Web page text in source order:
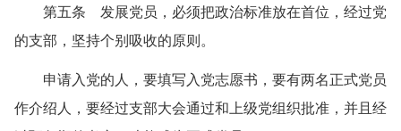
第五条 发展党员，必须把政治标准放在首位，经过党
的支部，坚持个别吸收的原则。
申请入党的人，要填写入党志愿书，要有两名正式党员
作介绍人，要经过支部大会通过和上级党组织批准，并且经